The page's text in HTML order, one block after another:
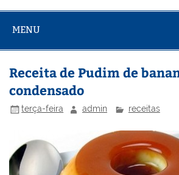
MENU
Receita de Pudim de
condensado
terça-feira admin receitas